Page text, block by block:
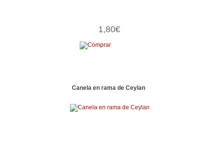
1,80€
Canela en rama de Ceylan